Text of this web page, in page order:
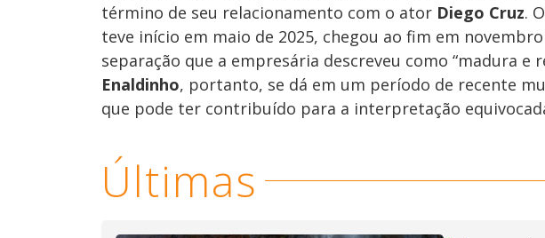
término de seu relacionamento com o ator Diego Cruz.
teve início em maio de 2025, chegou ao fim em
separação que a empresária descreveu como “madura e
Enaldinho, portanto, se dá em um período de recente
que pode ter contribuído para a interpretação
Últimas